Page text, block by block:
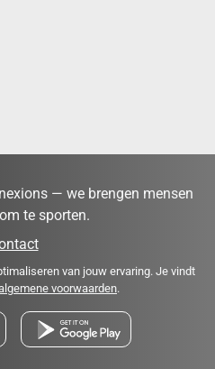
— we brengen mensen
te sporten.
van jouw ervaring. Je vindt
voorwaarden.